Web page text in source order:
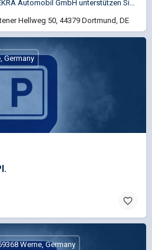
Hellweg 50, 44379 Dortmund, DE
Germany
Werne, Germany